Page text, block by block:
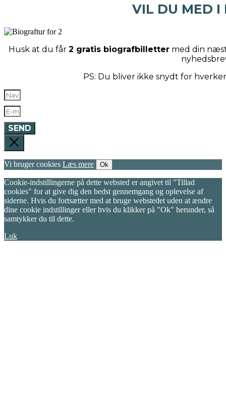
VIL DU MED I
Husk at du får 2 gratis biografbillettermed din
PS: Du bliver ikke snydt for
SEND
Vi bruger cookies Læs mere Ok
Cookie-indstillingerne på dette websted er angivet til "Tillad
cookies" for at give dig den bedst gennemgang og oplevelse af
siderne. Hvis du fortsætter med at bruge webstedet uden at ændre
dine cookie indstillinger eller hvis du klikker på "Ok" herunder, så
samtykker du til dette.
Luk